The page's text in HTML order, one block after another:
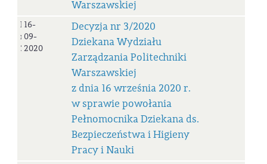
Warszawskiej
Decyzja
nr
3/2020
16-
09-
2020
Decyzja nr 3/2020
Dziekana Wydziału
Zarządzania Politechniki
Warszawskiej
z dnia 16 września 2020 r.
w sprawie powołania
Pełnomocnika Dziekana ds.
Bezpieczeństwa i Higieny
Pracy i Nauki